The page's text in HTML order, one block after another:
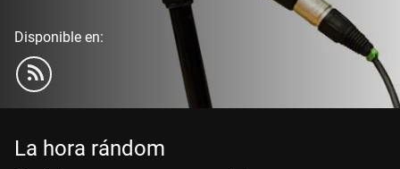
Disponible en:
La hora rándom